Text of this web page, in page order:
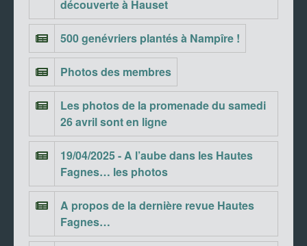
découverte à Hauset
500 genévriers plantés à Nampîre !
Photos des membres
Les photos de la promenade du samedi
26 avril sont en ligne
19/04/2025 - A l’aube dans les Hautes
Fagnes… les photos
A propos de la dernière revue Hautes
Fagnes…